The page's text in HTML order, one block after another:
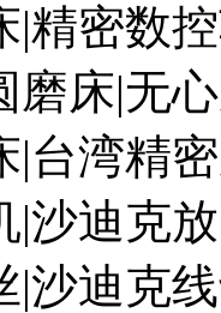
|精密数
磨床|无
|台湾精
|沙迪克
|沙迪克